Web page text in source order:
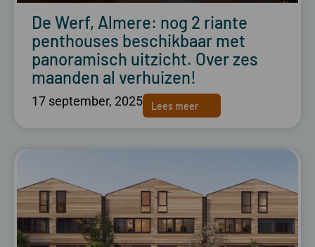
De Werf, Almere: nog 2 riante
penthouses beschikbaar met
panoramisch uitzicht. Over zes
maanden al verhuizen!
17 september, 2025 Lees meer